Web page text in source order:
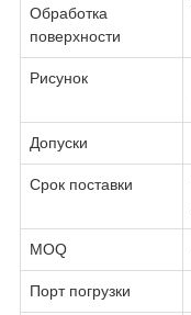
Обработка
поверхности
Рисунок
Допуски
Срок поставки
MOQ
Порт погрузки